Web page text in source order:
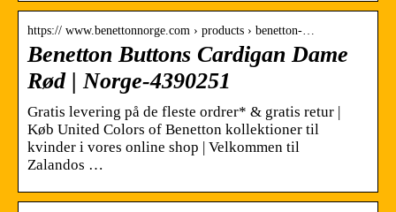
https:// www.benettonnorge.com › products › benetton-…
Benetton Buttons Cardigan Dame
Rød | Norge-4390251
Gratis levering på de fleste ordrer* & gratis retur |
Køb United Colors of Benetton kollektioner til
kvinder i vores online shop | Velkommen til
Zalandos …